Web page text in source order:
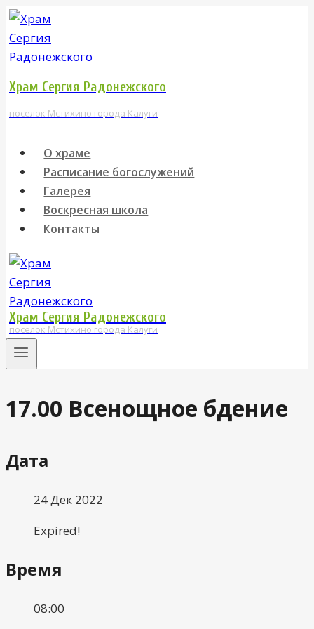
Перейти
к
содержимому
Храм Сергия Радонежского
поселок Мстихино города Калуги
О храме
Расписание богослужений
Галерея
Воскресная школа
Контакты
Храм Сергия Радонежского
поселок Мстихино города Калуги
17.00 Всенощное бдение
Дата
24 Дек 2022
Expired!
Время
08:00